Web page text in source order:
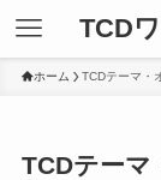
TCD
ホーム TCDテーマ・
TCDテーマ